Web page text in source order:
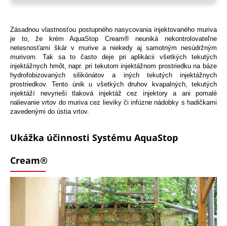
Zásadnou vlastnosťou postupného nasycovania injektovaného muriva
je to, že krém AquaStop Cream® neuniká nekontrolovateľne
netesnosťami škár v murive a niekedy aj samotným nesúdržným
murivom. Tak sa to často deje pri aplikácii všetkých tekutých
injektážnych hmôt, napr. pri tekutom injektážnom prostriedku na báze
hydrofobizovaných silikónátov a iných tekutých injektážnych
prostriedkov. Tento únik u všetkých druhov kvapalných, tekutých
injektáží nevyrieši tlaková injektáž cez injektory a ani pomalé
nalievanie vrtov do muriva cez lieviky či infúzne nádobky s hadičkami
zavedenými do ústia vrtov.
Ukážka účinnosti Systému AquaStop
Cream®